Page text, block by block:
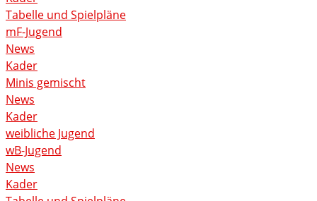
Tabelle und Spielpläne
mF-Jugend
News
Kader
Minis gemischt
News
Kader
weibliche Jugend
wB-Jugend
News
Kader